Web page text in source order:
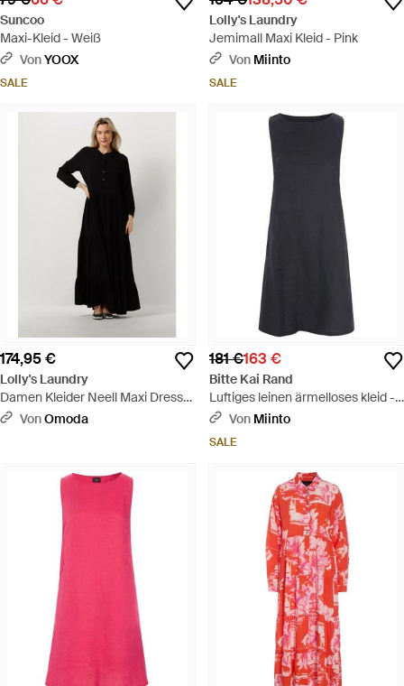
Suncoo
Maxi-Kleid - Weiß
VonYOOX
SALE
Lolly's Laundry
Jemimall Maxi Kleid - Pink
Von Miinto
SALE
174,95 €
Lolly's Laundry
Damen Kleider Neell Maxi Dress
Ls - Schwarz
VonOmoda
181 €163 €
Bitte Kai Rand
Luftiges leinen ärmelloses kleid -
BlauVon Miinto
SALE